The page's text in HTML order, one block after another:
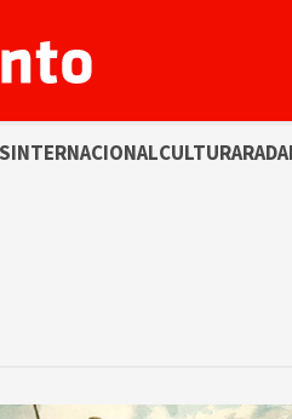
INTERNACIONALCULTURA